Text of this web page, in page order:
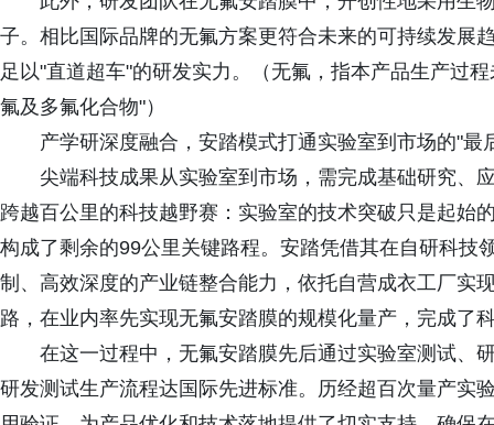
子。相比国际品牌的无氟方案更符合未来的可持续发展
足以"直道超车"的研发实力。（无氟，指本产品生产过
氟及多氟化合物"）
产学研深度融合，安踏模式打通实验室到市场的"最
尖端科技成果从实验室到市场，需完成基础研究、
跨越百公里的科技越野赛：实验室的技术突破只是起始
构成了剩余的99公里关键路程。安踏凭借其在自研科技
制、高效深度的产业链整合能力，依托自营成衣工厂实
路，在业内率先实现无氟安踏膜的规模化量产，完成了
在这一过程中，无氟安踏膜先后通过实验室测试、
研发测试生产流程达国际先进标准。历经超百次量产实